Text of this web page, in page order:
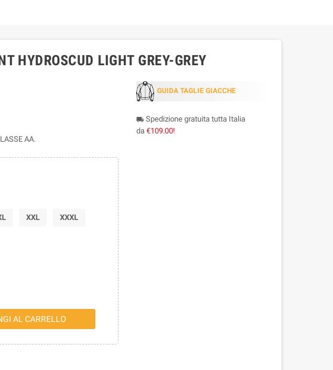
HYDROSCUD LIGHT GREY-GREY
AA.
XXL XXXL
AL CARRELLO
GUIDA TAGLIE GIACCHE
local_shippingSpedizione gratuita tutta Italia
da €109.00!